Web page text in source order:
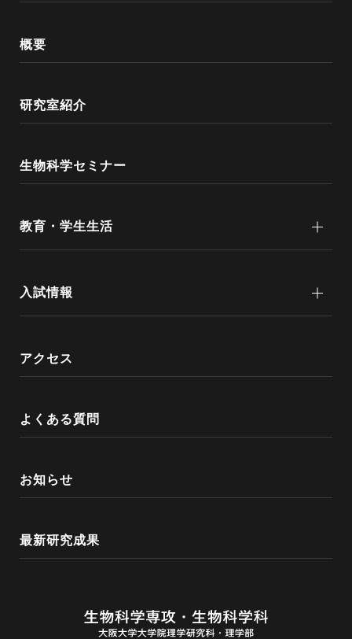
概要
研究室紹介
生物科学セミナー
教育・学生生活
入試情報
アクセス
よくある質問
お知らせ
最新研究成果